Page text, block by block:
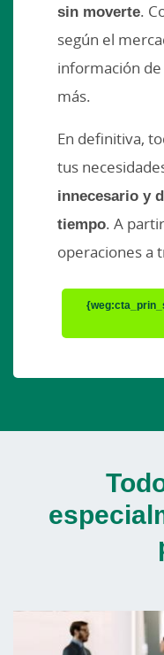
sin moverte.
según el
información
más.
En definitiva,
tus
innecesario y
tiempo. A
operaciones a